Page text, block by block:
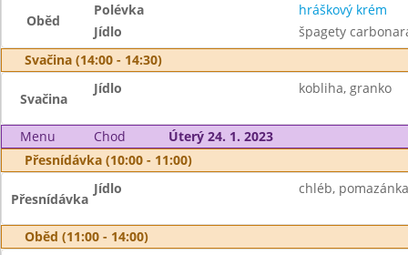
Oběd
Polévka
hráškový krém
Jídlo
špagety
Svačina (14:00 - 14:30)
Svačina
Jídlo kobliha, granko
Menu Chod
Úterý 24. 1. 2023
Přesnídávka (10:00 - 11:00)
Přesnídávka
Jídlo chléb,
Oběd (11:00 - 14:00)